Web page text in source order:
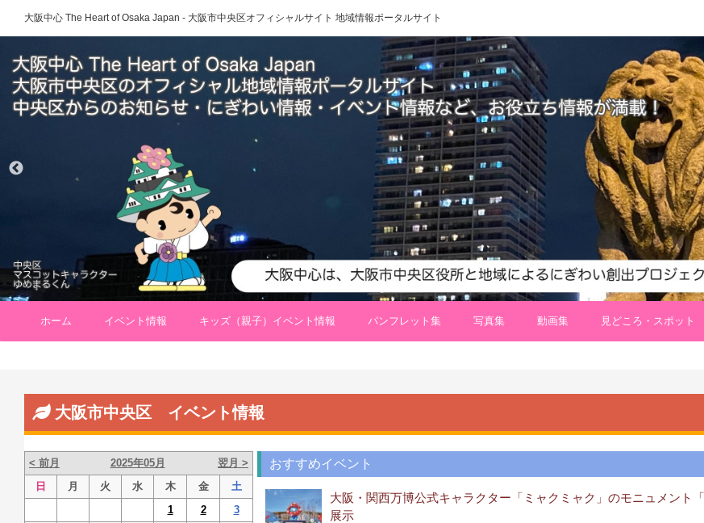
大阪中心 The Heart of Osaka Japan - 大阪市中央区オフィシャルサイト 地域情報ポータルサイト
ホーム イベント情報 キッズ（親子）イベント情報 パンフレット集 写真集 動画集 見どころ・スポット
大阪市中央区 イベント情報
< 前月 2025年05月
翌月 >
日
月 火 水 木 金
土
1
2
3
おすすめイベント
大阪・関西万博公式キャラクター「ミャクミャク」のモニュメント「
展示